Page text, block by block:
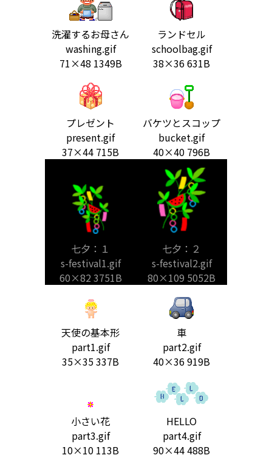
洗濯するお母さん
washing.gif
71×48 1349B
ランドセル
schoolbag.gif
38×36 631B
プレゼント
present.gif
37×44 715B
バケツとスコップ
bucket.gif
40×40 796B
七夕：１
s-festival1.gif
60×82 3751B
七夕：２
s-festival2.gif
80×109 5052B
天使の基本形
part1.gif
35×35 337B
車
part2.gif
40×36 919B
小さい花
part3.gif
10×10 113B
HELLO
part4.gif
90×44 488B